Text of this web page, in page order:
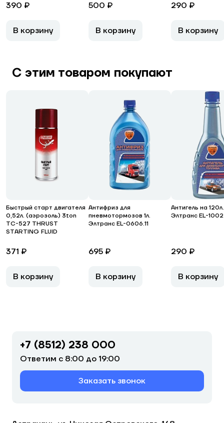
390 ₽
В корзину
500 ₽
В корзину
290 ₽
В корзину
С этим товаром покупают
Быстрый старт двигателя
0,52л. (аэрозоль) 3ton
ТС-527 THRUST
STARTING FLUID
371 ₽
В корзину
Антифриз для
пневмотормозов 1л.
Элтранс EL-0606.11
695 ₽
В корзину
Антигель на
Элтранс EL-
290 ₽
В корзину
+7 (8512) 238 000
Ответим с 8:00 до 19:00
Заказать звонок